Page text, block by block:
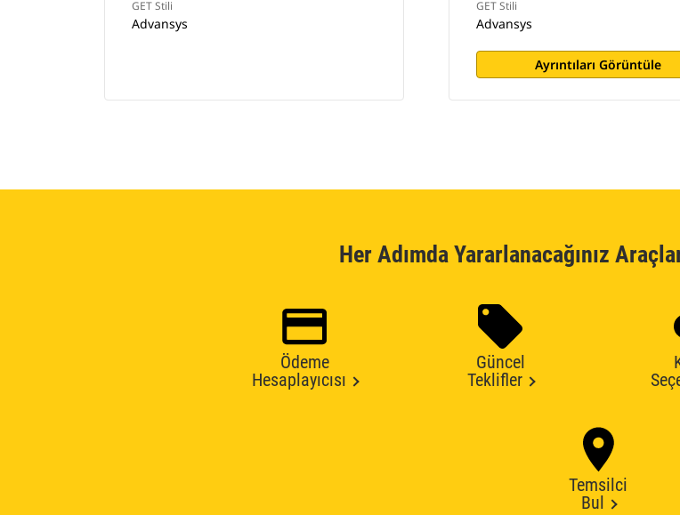
GET Stili
Advansys
GET Stili
Advansys
Ayrıntıları Görüntüle
Her Adımda Yararlanacağınız
Ödeme
Hesaplayıcısı
Güncel
Teklifler
Temsilci
Bul